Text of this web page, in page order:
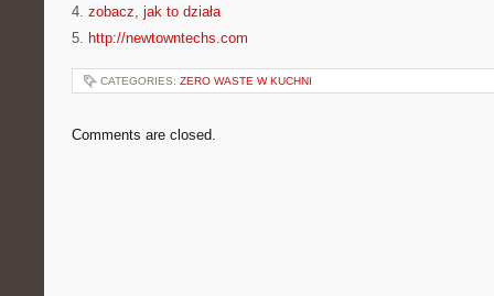
4. zobacz, jak to działa
5. http://newtowntechs.com
CATEGORIES: ZERO WASTE W KUCHNI
Comments are closed.